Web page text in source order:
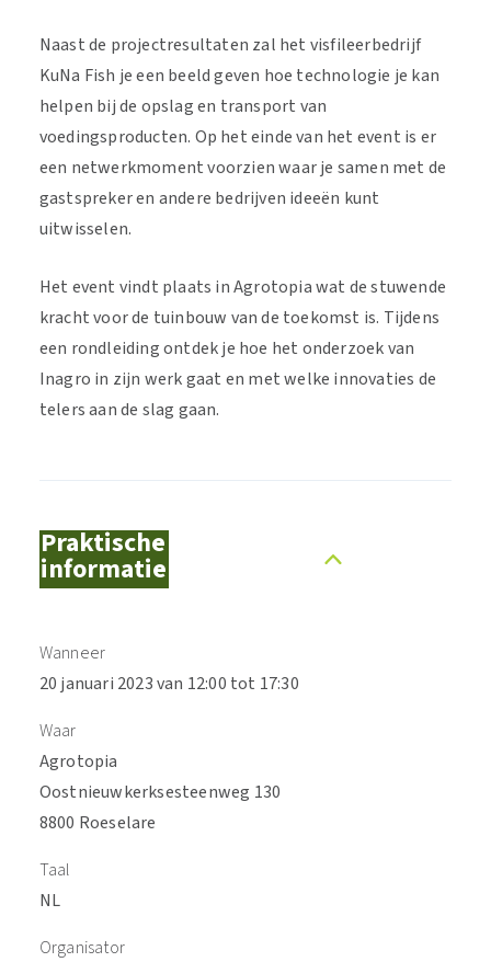
Naast de projectresultaten zal het visfileerbedrijf
KuNa Fish je een beeld geven hoe technologie je kan
helpen bij de opslag en transport van
voedingsproducten. Op het einde van het event is er
een netwerkmoment voorzien waar je samen met de
gastspreker en andere bedrijven ideeën kunt
uitwisselen.
Het event vindt plaats in Agrotopia wat de stuwende
kracht voor de tuinbouw van de toekomst is. Tijdens
een rondleiding ontdek je hoe het onderzoek van
Inagro in zijn werk gaat en met welke innovaties de
telers aan de slag gaan.
Praktische
informatie
Wanneer
20 januari 2023 van 12:00 tot 17:30
Waar
Agrotopia
Oostnieuwkerksesteenweg 130
8800 Roeselare
Taal
NL
Organisator